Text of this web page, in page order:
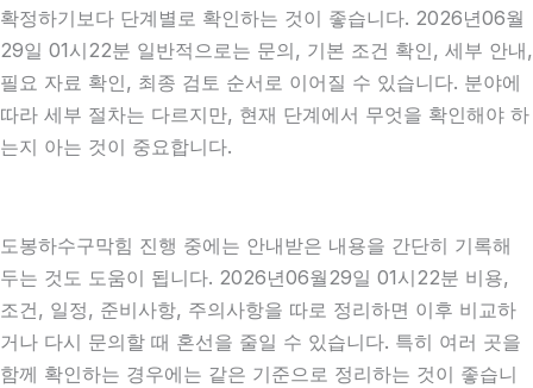
확정하기보다 단계별로 확인하는 것이 좋습니다. 2026년06월
29일 01시22분 일반적으로는 문의, 기본 조건 확인, 세부 안내,
필요 자료 확인, 최종 검토 순서로 이어질 수 있습니다. 분야에
따라 세부 절차는 다르지만, 현재 단계에서 무엇을 확인해야 하
는지 아는 것이 중요합니다.
도봉하수구막힘 진행 중에는 안내받은 내용을 간단히 기록해
두는 것도 도움이 됩니다. 2026년06월29일 01시22분 비용,
조건, 일정, 준비사항, 주의사항을 따로 정리하면 이후 비교하
거나 다시 문의할 때 혼선을 줄일 수 있습니다. 특히 여러 곳을
함께 확인하는 경우에는 같은 기준으로 정리하는 것이 좋습니